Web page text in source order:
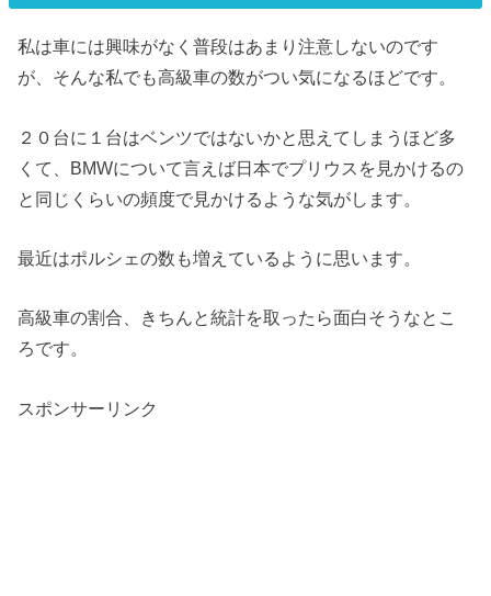
私は車には興味がなく普段はあまり注意しないのです
が、そんな私でも高級車の数がつい気になるほどです。
２０台に１台はベンツではないかと思えてしまうほど多
くて、BMWについて言えば日本でプリウスを見かけるの
と同じくらいの頻度で見かけるような気がします。
最近はポルシェの数も増えているように思います。
高級車の割合、きちんと統計を取ったら面白そうなとこ
ろです。
スポンサーリンク